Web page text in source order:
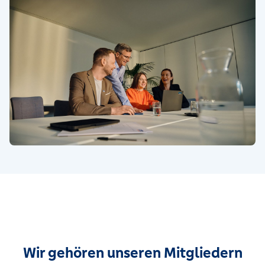
Wir gehören unseren Mitgliedern